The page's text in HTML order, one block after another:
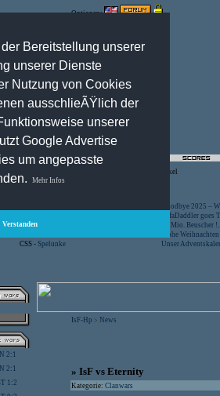
Bereitstellung unserer
unserer Dienste
Nutzung von Cookies
ausschlieÃŸlich der
unserer
Google Advertise
um angepasste
Mehr Infos
Verstanden
Optionen:
Artikel
Goodbye 2025 –
SofaDaddler goes
CS -FunYard
40 Mio. Beuscher
Frohe
CSS - Spelunke Unser
2:1
2:1
1:2
IsF-Hp > News
» IsF vs Eternity
Kategorie: Clanwars